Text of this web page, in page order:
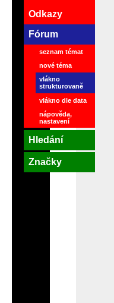
Odkazy
Fórum
seznam témat
nové téma
vlákno
strukturovaně
vlákno dle data
nápověda,
nastavení
Hledání
Značky